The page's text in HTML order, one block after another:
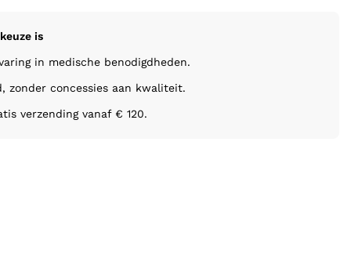
is
in medische benodigdheden.
zonder concessies aan kwaliteit.
verzending vanaf € 120.